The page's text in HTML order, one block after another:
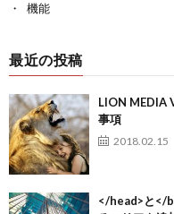
機能
最近の投稿
LION MEDIA
事項
2018.02.15
</head>と</